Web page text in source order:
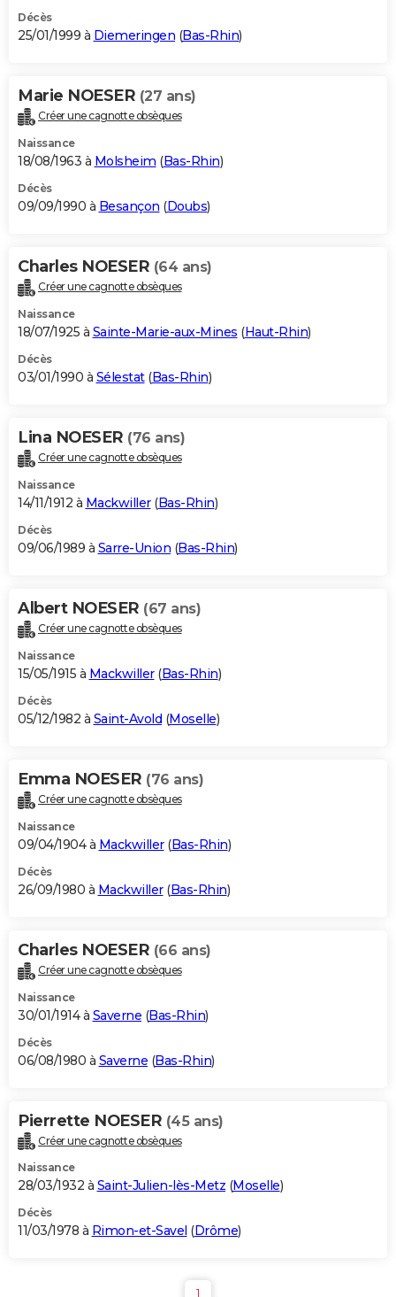
Décès
25/01/1999 à Diemeringen (Bas-Rhin)
Marie NOESER (27 ans)
Créer une cagnotte obsèques
Naissance
18/08/1963 à Molsheim (Bas-Rhin)
Décès
09/09/1990 à Besançon (Doubs)
Charles NOESER (64 ans)
Créer une cagnotte obsèques
Naissance
18/07/1925 à Sainte-Marie-aux-Mines (Haut-Rhin)
Décès
03/01/1990 à Sélestat(Bas-Rhin)
Lina NOESER (76 ans)
Créer une cagnotte obsèques
Naissance
14/11/1912 à Mackwiller(Bas-Rhin)
Décès
09/06/1989 à Sarre-Union (Bas-Rhin)
Albert NOESER (67 ans)
Créer une cagnotte obsèques
Naissance
15/05/1915 à Mackwiller(Bas-Rhin)
Décès
05/12/1982 à Saint-Avold (Moselle)
Emma NOESER (76 ans)
Créer une cagnotte obsèques
Naissance
09/04/1904 à Mackwiller(Bas-Rhin)
Décès
26/09/1980 à Mackwiller(Bas-Rhin)
Charles NOESER (66 ans)
Créer une cagnotte obsèques
Naissance
30/01/1914 à Saverne (Bas-Rhin)
Décès
06/08/1980 à Saverne (Bas-Rhin)
Pierrette NOESER (45 ans)
Créer une cagnotte obsèques
Naissance
28/03/1932 à Saint-Julien-lès-Metz (Moselle)
Décès
11/03/1978 à Rimon-et-Savel (Drôme)
1